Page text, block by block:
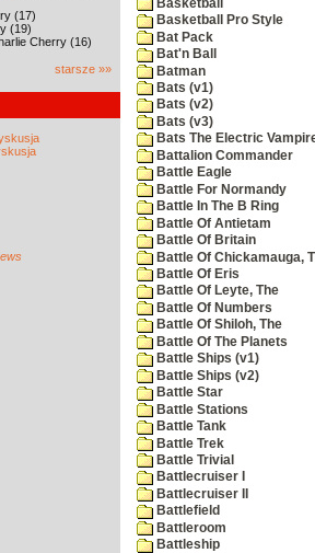
(17)
(19)
Cherry (16)
starsze »»
Basketball
Basketball Pro Style
Bat Pack
Bat'n Ball
Batman
Bats (v1)
Bats (v2)
Bats (v3)
Bats The Electric
Battalion Commander
Battle Eagle
Battle For Normandy
Battle In The B Ring
Battle Of Antietam
Battle Of Britain
Battle Of Chickamauga,
Battle Of Eris
Battle Of Leyte, The
Battle Of Numbers
Battle Of Shiloh, The
Battle Of The Planets
Battle Ships (v1)
Battle Ships (v2)
Battle Star
Battle Stations
Battle Tank
Battle Trek
Battle Trivial
Battlecruiser I
Battlecruiser II
Battlefield
Battleroom
Battleship